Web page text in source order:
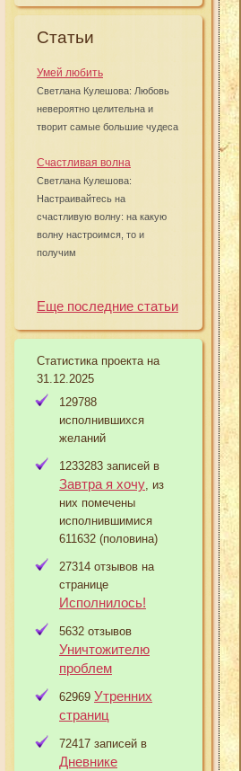
Статьи
Умей любить
Светлана Кулешова: Любовь
невероятно целительна и
творит самые большие чудеса
Счастливая волна
Светлана Кулешова:
Настраивайтесь на
счастливую волну: на какую
волну настроимся, то и
получим
Еще последние статьи
Статистика проекта на
31.12.2025
129788
исполнившихся
желаний
1233283 записей в
Завтра я хочу , из
них помечены
исполнившимися
611632 (половина)
27314 отзывов на
странице
Исполнилось!
5632 отзывов
Уничтожителю
проблем
62969 Утренних
страниц
72417 записей в
Дневнике